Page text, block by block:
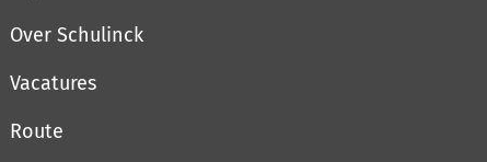
Over Schulinck
Vacatures
Route